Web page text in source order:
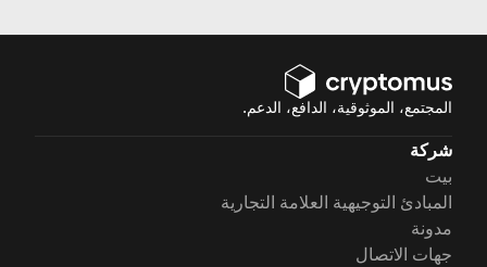
المجتمع، الموثوقية، الدافع، الدعم.
شركة
بيت
المبادئ التوجيهية العلامة التجارية
مدونة
جهات الاتصال